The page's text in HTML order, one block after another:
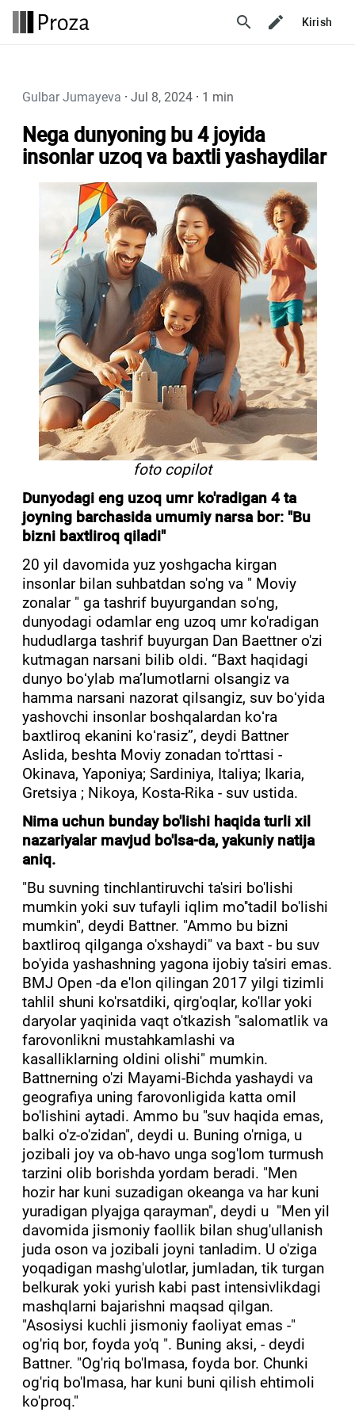
search Kirish
Gulbar Jumayeva · Jul 8, 2024 · 1 min
Nega dunyoning bu 4 joyida
insonlar uzoq va baxtli yashaydilar
foto copilot
Dunyodagi eng uzoq umr ko'radigan 4 ta
joyning barchasida umumiy narsa bor: "Bu
bizni baxtliroq qiladi"
20 yil davomida yuz yoshgacha kirgan
insonlar bilan suhbatdan so'ng va " Moviy
zonalar " ga tashrif buyurgandan so'ng,
dunyodagi odamlar eng uzoq umr ko'radigan
hududlarga tashrif buyurgan Dan Baettner o'zi
kutmagan narsani bilib oldi. “Baxt haqidagi
dunyo boʻylab maʼlumotlarni olsangiz va
hamma narsani nazorat qilsangiz, suv boʻyida
yashovchi insonlar boshqalardan koʻra
baxtliroq ekanini koʻrasiz”, deydi Battner
Aslida, beshta Moviy zonadan to'rttasi -
Okinava, Yaponiya; Sardiniya, Italiya; Ikaria,
Gretsiya ; Nikoya, Kosta-Rika - suv ustida.
Nima uchun bunday bo'lishi haqida turli xil
nazariyalar mavjud bo'lsa-da, yakuniy natija
aniq.
"Bu suvning tinchlantiruvchi ta'siri bo'lishi
mumkin yoki suv tufayli iqlim mo''tadil bo'lishi
mumkin", deydi Battner. "Ammo bu bizni
baxtliroq qilganga o'xshaydi" va baxt - bu suv
bo'yida yashashning yagona ijobiy ta'siri emas.
BMJ Open -da e'lon qilingan 2017 yilgi tizimli
tahlil shuni ko'rsatdiki, qirg'oqlar, ko'llar yoki
daryolar yaqinida vaqt o'tkazish "salomatlik va
farovonlikni mustahkamlashi va
kasalliklarning oldini olishi" mumkin.
Battnerning o'zi Mayami-Bichda yashaydi va
geografiya uning farovonligida katta omil
bo'lishini aytadi. Ammo bu "suv haqida emas,
balki o'z-o'zidan", deydi u. Buning o'rniga, u
jozibali joy va ob-havo unga sog'lom turmush
tarzini olib borishda yordam beradi. "Men
hozir har kuni suzadigan okeanga va har kuni
yuradigan plyajga qarayman", deydi u "Men yil
davomida jismoniy faollik bilan shug'ullanish
juda oson va jozibali joyni tanladim. U o'ziga
yoqadigan mashg'ulotlar, jumladan, tik turgan
belkurak yoki yurish kabi past intensivlikdagi
mashqlarni bajarishni maqsad qilgan.
"Asosiysi kuchli jismoniy faoliyat emas -"
og'riq bor, foyda yo'q ". Buning aksi, - deydi
Battner. "Og'riq bo'lmasa, foyda bor. Chunki
og'riq bo'lmasa, har kuni buni qilish ehtimoli
ko'proq."